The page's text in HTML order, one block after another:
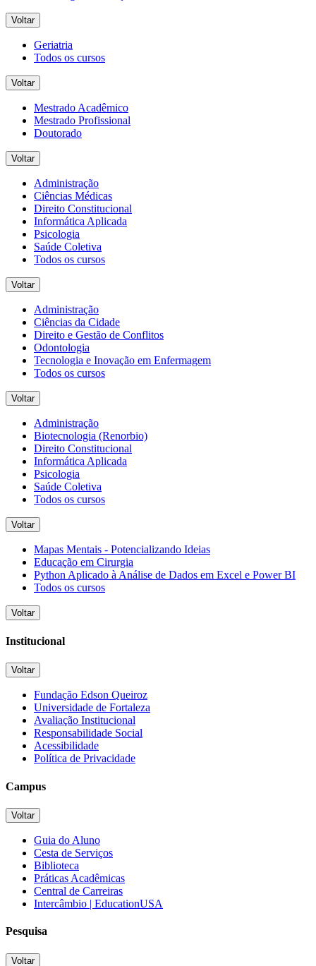
Voltar
Geriatria
Todos os cursos
Voltar
Mestrado Acadêmico
Mestrado Profissional
Doutorado
Voltar
Administração
Ciências Médicas
Direito Constitucional
Informática Aplicada
Psicologia
Saúde Coletiva
Todos os cursos
Voltar
Administração
Ciências da Cidade
Direito e Gestão de Conflitos
Odontologia
Tecnologia e Inovação em Enfermagem
Todos os cursos
Voltar
Administração
Biotecnologia (Renorbio)
Direito Constitucional
Informática Aplicada
Psicologia
Saúde Coletiva
Todos os cursos
Voltar
Mapas Mentais - Potencializando Ideias
Educação em Cirurgia
Python Aplicado à Análise de Dados em Excel e Power BI
Todos os cursos
Voltar
Institucional
Voltar
Fundação Edson Queiroz
Universidade de Fortaleza
Avaliação Institucional
Responsabilidade Social
Acessibilidade
Política de Privacidade
Campus
Voltar
Guia do Aluno
Cesta de Serviços
Biblioteca
Práticas Acadêmicas
Central de Carreiras
Intercâmbio | EducationUSA
Pesquisa
Voltar